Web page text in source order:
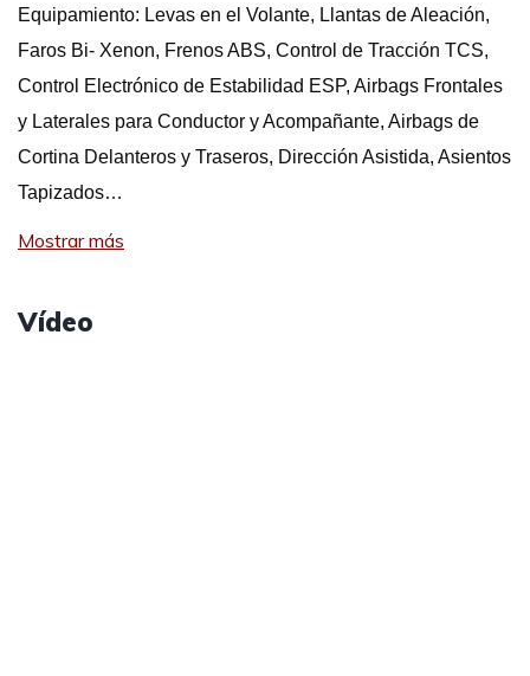
Equipamiento: Levas en el Volante, Llantas de Aleación,
Faros Bi- Xenon, Frenos ABS, Control de Tracción TCS,
Control Electrónico de Estabilidad ESP, Airbags Frontales
y Laterales para Conductor y Acompañante, Airbags de
Cortina Delanteros y Traseros, Dirección Asistida, Asientos
Tapizados…
Mostrar más
Vídeo